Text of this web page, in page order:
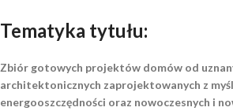
Tematyka tytułu:
Zbiór gotowych projektów domów od
architektonicznych zaprojektowanych z
energooszczędności oraz nowoczesnych i